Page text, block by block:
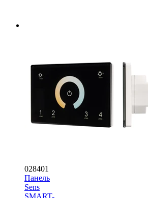
028401
Панель
Sens
SMART-